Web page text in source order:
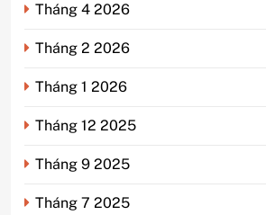
Tháng 4 2026
Tháng 2 2026
Tháng 1 2026
Tháng 12 2025
Tháng 9 2025
Tháng 7 2025